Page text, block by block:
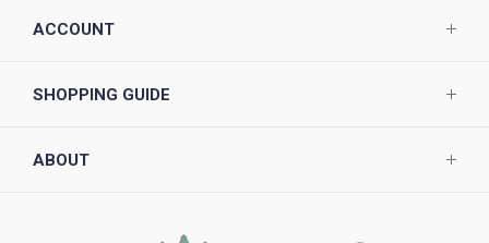
ACCOUNT
SHOPPING GUIDE
ABOUT